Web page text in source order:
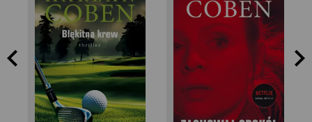
Harlan Coben Harlan Coben